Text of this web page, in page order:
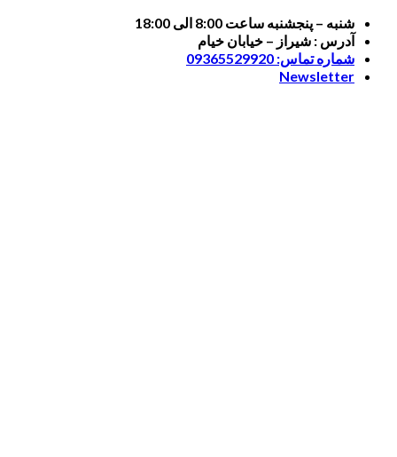
Skip
content
شنبه – پنجشنبه ساعت 8:00 الی 18:00
آدرس : شیراز – خیابان خیام
شماره تماس: 09365529920
Newsletter